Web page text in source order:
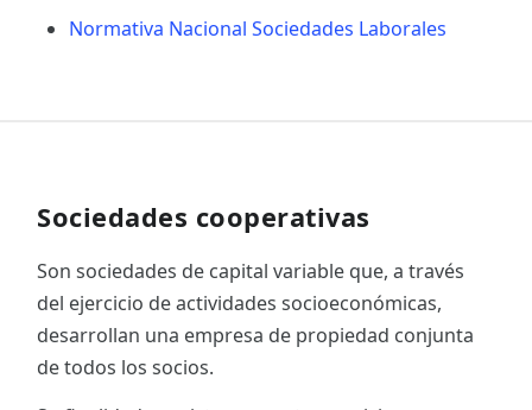
Normativa Nacional Sociedades Laborales
Sociedades cooperativas
Son sociedades de capital variable que, a través
del ejercicio de actividades socioeconómicas,
desarrollan una empresa de propiedad conjunta
de todos los socios.